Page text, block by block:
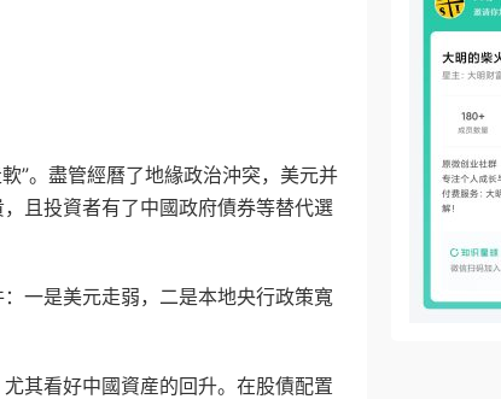
”。盡管經曆了地緣政治沖突，美元并
且投資者有了中國政府債券等替代選
一是美元走弱，二是本地央行政策寬
其看好中國資産的回升。在股債配置